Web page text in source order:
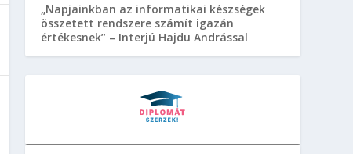
„Napjainkban az informatikai készségek
összetett rendszere számít igazán
értékesnek” – Interjú Hajdu Andrással